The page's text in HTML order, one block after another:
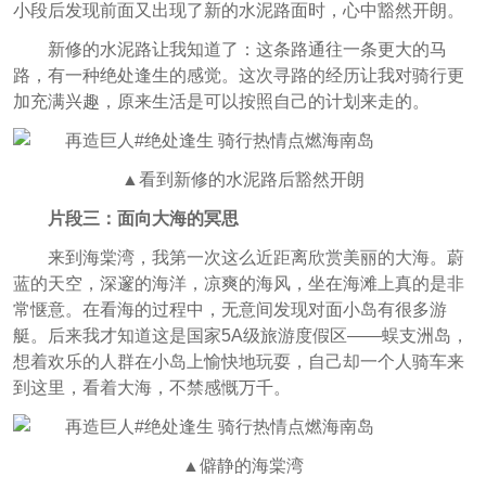
小段后发现前面又出现了新的水泥路面时，心中豁然开朗。
新修的水泥路让我知道了：这条路通往一条更大的马
路，有一种绝处逢生的感觉。这次寻路的经历让我对骑行更
加充满兴趣，原来生活是可以按照自己的计划来走的。
▲看到新修的水泥路后豁然开朗
片段三：面向大海的冥思
来到海棠湾，我第一次这么近距离欣赏美丽的大海。蔚
蓝的天空，深邃的海洋，凉爽的海风，坐在海滩上真的是非
常惬意。在看海的过程中，无意间发现对面小岛有很多游
艇。后来我才知道这是国家5A级旅游度假区——蜈支洲岛，
想着欢乐的人群在小岛上愉快地玩耍，自己却一个人骑车来
到这里，看着大海，不禁感慨万千。
▲僻静的海棠湾